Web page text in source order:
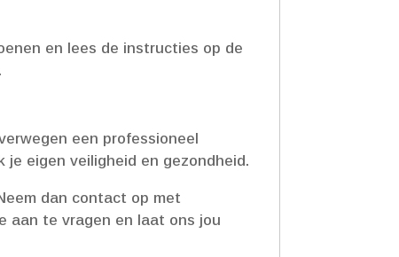
en lees de instructies op de
een professioneel
eigen veiligheid en gezondheid.​
dan contact op met
aan te vragen en laat ons jou